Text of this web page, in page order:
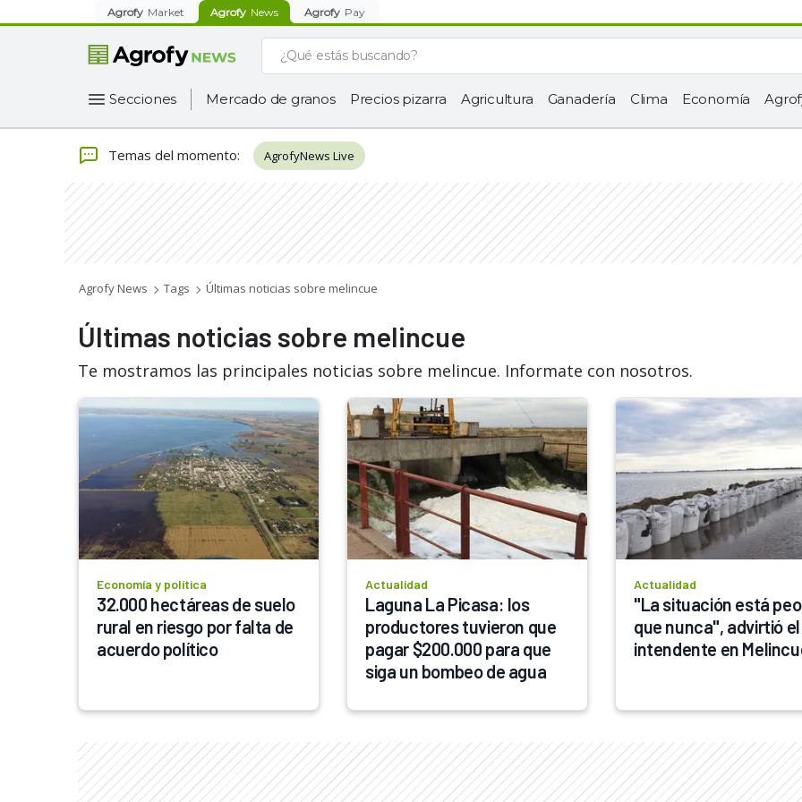
Agrofy Market Agrofy News Agrofy Pay
Secciones Mercado de granos Precios pizarra Agricultura Ganadería Clima Economía
Temas del momento: AgrofyNews Live
Agrofy News Tags Últimas noticias sobre melincue
Últimas noticias sobre melincue
Te mostramos las principales noticias sobre melincue. Informate con nosotros.
Economía y política
32.000 hectáreas de suelo
rural en riesgo por falta de
acuerdo político
Actualidad
Laguna La Picasa: los
productores tuvieron que
pagar $200.000 para que
siga un bombeo de agua
Actualidad
"La situación está
que nunca", advirtió el
intendente en